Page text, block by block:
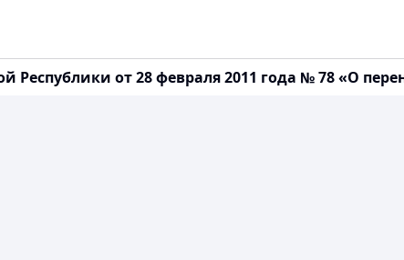
Республики от 28 февраля 2011 года № 78 «О